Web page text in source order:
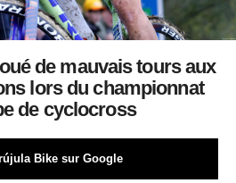
de mauvais tours aux
lors du championnat
de cyclocross
Bike sur Google